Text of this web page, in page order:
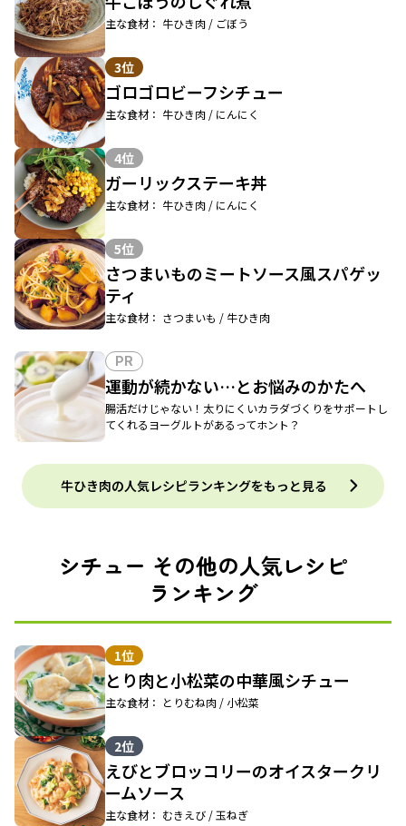
主な食材： 牛ひき肉 / ごぼう
3位
ゴロゴロビーフシチュー
主な食材： 牛ひき肉 / にんにく
4位
ガーリックステーキ丼
主な食材： 牛ひき肉 / にんにく
5位
さつまいものミートソース風スパゲッ
ティ
主な食材： さつまいも / 牛ひき肉
PR
運動が続かない…とお悩みのかたへ
腸活だけじゃない！太りにくいカラダづくりをサポートし
てくれるヨーグルトがあるってホント？
牛ひき肉の人気レシピランキングをもっと見る
シチュー その他の人気レシピ
ランキング
1位
とり肉と小松菜の中華風シチュー
主な食材： とりむね肉 / 小松菜
2位
えびとブロッコリーのオイスタークリ
ームソース
主な食材： むきえび / 玉ねぎ